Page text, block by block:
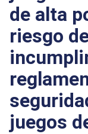
de alta
riesgo
juegos